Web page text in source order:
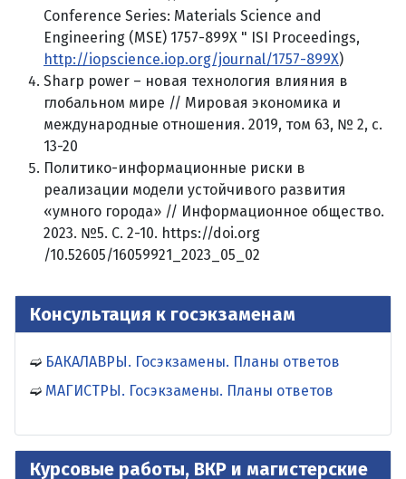
Консультация к госэкзаменам
БАКАЛАВРЫ. Госэкзамены. Планы ответов
МАГИСТРЫ. Госэкзамены. Планы ответов
Курсовые работы, ВКР и магистерские
Conference Series: Materials Science and
Engineering (MSE) 1757-899X " ISI Proceedings,
http://iopscience.iop.org/journal/1757-899X)
Sharp power – новая технология влияния в
глобальном мире // Мировая экономика и
международные отношения. 2019, том 63, № 2, с.
13-20
Политико-информационные риски в
реализации модели устойчивого развития
«умного города» // Информационное общество.
2023. №5. С. 2-10. https://doi.org
/10.52605/16059921_2023_05_02